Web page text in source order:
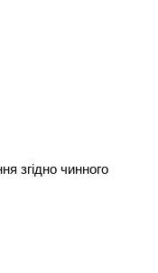
згідно чинного